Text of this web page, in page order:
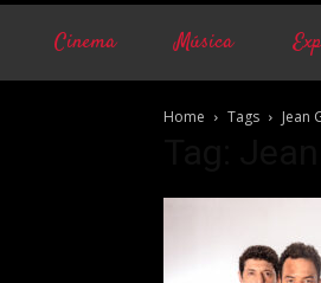
Cinema Música
Home Tags Jean